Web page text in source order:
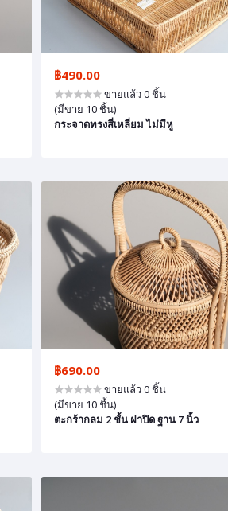
฿490.00
ขายแล้ว 0 ชิ้น
(มีขาย 10 ชิ้น)
กระจาดทรงสี่เหลี่ยม ไม่มีหู
฿690.00
ขายแล้ว 0 ชิ้น
(มีขาย 10 ชิ้น)
ตะกร้ากลม 2 ชั้น ฝาปิด ฐาน 7 นิ้ว